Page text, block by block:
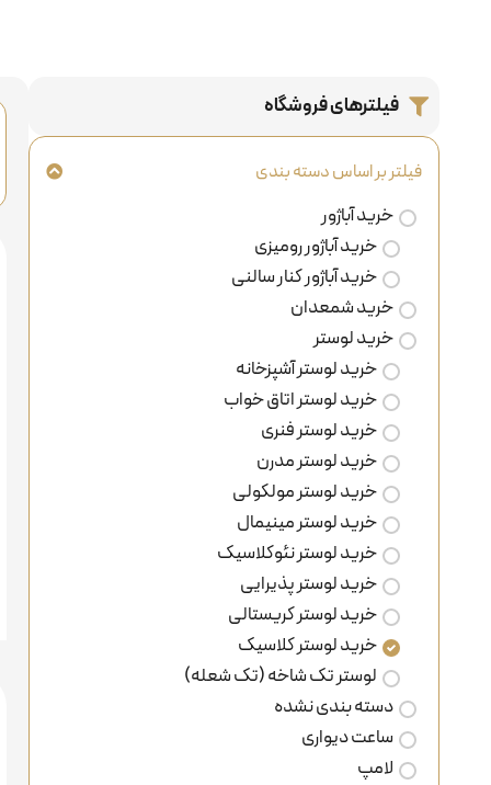
فیلترهای فروشگاه
فیلتر بر اساس دسته بندی
خرید آباژور
خرید آباژور رومیزی
خرید آباژور کنار سالنی
خرید شمعدان
خرید لوستر
خرید لوستر آشپزخانه
خرید لوستر اتاق خواب
خرید لوستر فنری
خرید لوستر مدرن
خرید لوستر مولکولی
خرید لوستر مینیمال
خرید لوستر نئوکلاسیک
خرید لوستر پذیرایی
خرید لوستر کریستالی
خرید لوستر کلاسیک
لوستر تک شاخه (تک شعله)
دسته بندی نشده
ساعت دیواری
لامپ